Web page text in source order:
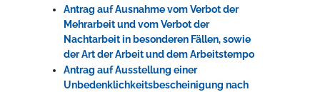
Antrag auf Ausnahme vom Verbot der
Mehrarbeit und vom Verbot der
Nachtarbeit in besonderen Fällen, sowie
der Art der Arbeit und dem Arbeitstempo
Antrag auf Ausstellung einer
Unbedenklichkeitsbescheinigung nach